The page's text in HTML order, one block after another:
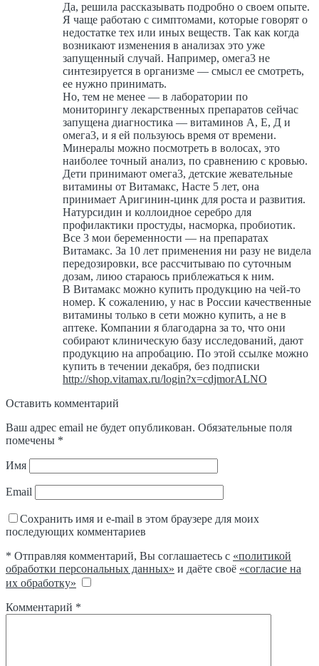
Да, решила рассказывать подробно о своем опыте.
Я чаще работаю с симптомами, которые говорят о
недостатке тех или иных веществ. Так как когда
возникают изменения в анализах это уже
запущенный случай. Например, омега3 не
синтезируется в организме — смысл ее смотреть,
ее нужно принимать.
Но, тем не менее — в лаборатории по
мониторингу лекарственных препаратов сейчас
запущена диагностика — витаминов А, Е, Д и
омега3, и я ей пользуюсь время от времени.
Минералы можно посмотреть в волосах, это
наиболее точный анализ, по сравнению с кровью.
Дети принимают омега3, детские жевательные
витамины от Витамакс, Насте 5 лет, она
принимает Аригинин-цинк для роста и развития.
Натурсидин и коллоидное серебро для
профилактики простуды, насморка, пробиотик.
Все 3 мои беременности — на препаратах
Витамакс. За 10 лет применения ни разу не видела
передозировки, все рассчитываю по суточным
дозам, лиюо стараюсь приблежаться к ним.
В Витамакс можно купить продукцию на чей-то
номер. К сожалению, у нас в России качественные
витамины только в сети можно купить, а не в
аптеке. Компании я благодарна за то, что они
собирают клиническую базу исследований, дают
продукцию на апробацию. По этой ссылке можно
купить в течении декабря, без подписки
http://shop.vitamax.ru/login?x=cdjmorALNO
Оставить комментарий
Ваш адрес email не будет опубликован. Обязательные поля
помечены *
Имя
Email
Сохранить имя и e-mail в этом браузере для моих
последующих комментариев
* Отправляя комментарий, Вы соглашаетесь с «политикой
обработки персональных данных» и даёте своё «согласие на
их обработку»
Комментарий *